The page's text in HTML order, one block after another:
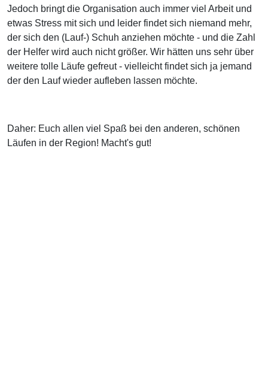
Jedoch bringt die Organisation auch immer viel Arbeit und
etwas Stress mit sich und leider findet sich niemand mehr,
der sich den (Lauf-) Schuh anziehen möchte - und die Zahl
der Helfer wird auch nicht größer. Wir hätten uns sehr über
weitere tolle Läufe gefreut - vielleicht findet sich ja jemand
der den Lauf wieder aufleben lassen möchte.
Daher: Euch allen viel Spaß bei den anderen, schönen
Läufen in der Region! Macht's gut!